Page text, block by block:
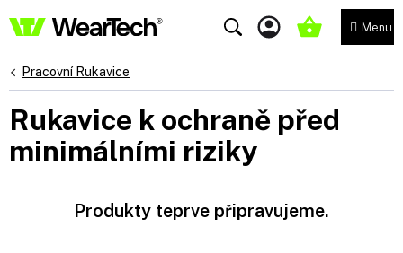
na
NÁKUPNÍ
Pracovní Rukavice
Rukavice k ochraně před
minimálními riziky
Produkty teprve připravujeme.